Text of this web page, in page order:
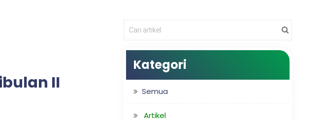
II
Kategori
Semua
Artikel